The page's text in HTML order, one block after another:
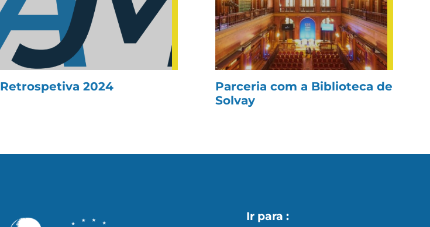
Retrospetiva 2024
Parceria com a Biblioteca de
Solvay
Ir para :